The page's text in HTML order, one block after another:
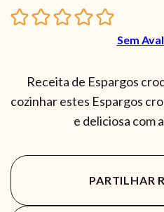
Sem
Receita de Espargos
cozinhar estes Espargos
e deliciosa com
PARTILHAR